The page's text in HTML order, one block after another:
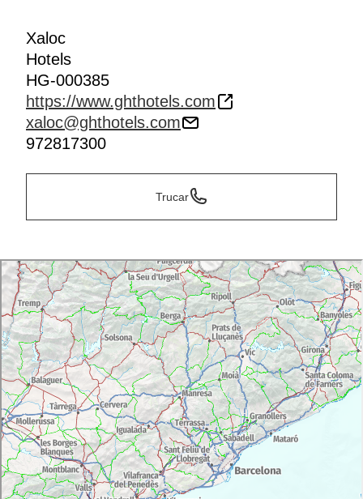
Xaloc
Hotels
HG-000385
https://www.ghthotels.com
xaloc@ghthotels.com
972817300
Trucar